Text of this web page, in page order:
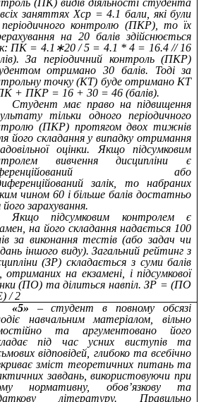
(ПК) видів діяльності студента
заняттях Хср = 4.1 бали, які були
контролю (ПКР), то їх
на 20 балів здійснюється
ПК = 4.1∗20 / 5 = 4.1 * 4 = 16.4 // 16
За періодичний контроль (ПКР)
отримано 30 балів. Тоді за
точку (КТ) буде отримано КТ
+ ПКР = 16 + 30 = 46 (балів).
Студент має право на підвищення
тільки одного періодичного
(ПКР) протягом двох тижнів
його складання у випадку отримання
оцінки. Якщо підсумковим
вивчення дисципліни є
або
залік, то набраних
чином 60 і більше балів достатньо
його зарахування.
Якщо підсумковим контролем є
на його складання надається 100
за виконання тестів (або задач чи
іншого виду). Загальний рейтинг з
(ЗР) складається з суми балів
отриманих на екзамені, і підсумкової
(ПО) та ділиться навпіл. ЗР = (ПО
/ 2
«5» – студент в повному обсязі
навчальним матеріалом, вільно
та аргументовано його
під час усних виступів та
відповідей, глибоко та всебічно
зміст теоретичних питань та
завдань, використовуючи при
нормативну, обов’язкову та
літературу. Правильно